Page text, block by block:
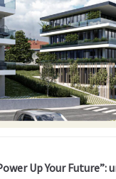
Up Your Future”: